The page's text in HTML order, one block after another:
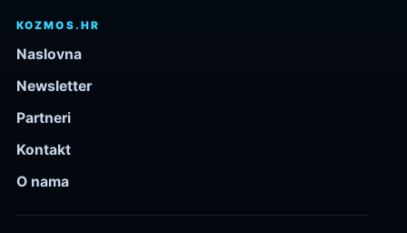
KOZMOS.HR
Naslovna
Newsletter
Partneri
Kontakt
O nama